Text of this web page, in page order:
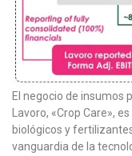
El negocio de insumos
Lavoro, «Crop Care»,
biológicos y
vanguardia de la